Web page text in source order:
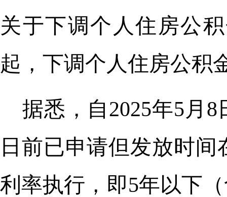
关于下调个人住房公
起，下调个人住房公积
据悉，自2025年5月
日前已申请但发放时
利率执行，即5年以下